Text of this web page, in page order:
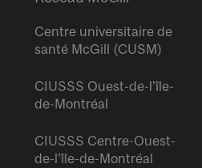
Centre universitaire de
santé McGill (CUSM)
CIUSSS Ouest-de-l’île-
de-Montréal
CIUSSS Centre-Ouest-
de-l’île-de-Montréal